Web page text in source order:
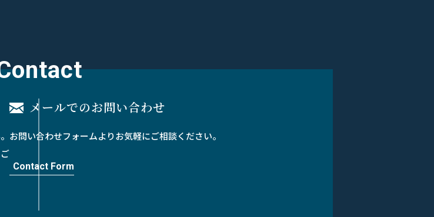
メールでのお問い合わせ
お問い合わせフォームよりお気軽にご相談ください。
Contact Form